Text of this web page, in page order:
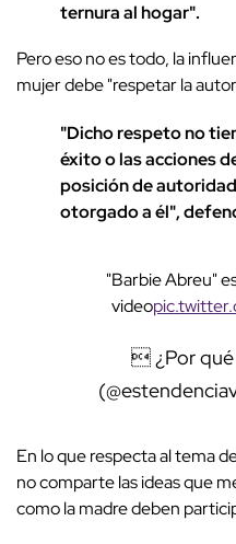
ternura al hogar".
Pero eso no es todo, la
mujer debe "respetar la
"Dicho respeto no
éxito o las acciones
posición de
otorgado a él",
"Barbie Abreu"
video
 ¿Por qué
En lo que respecta al tema
no comparte las ideas que
como la madre deben